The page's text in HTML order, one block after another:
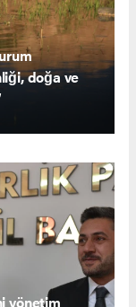
doğa ve
yönetim